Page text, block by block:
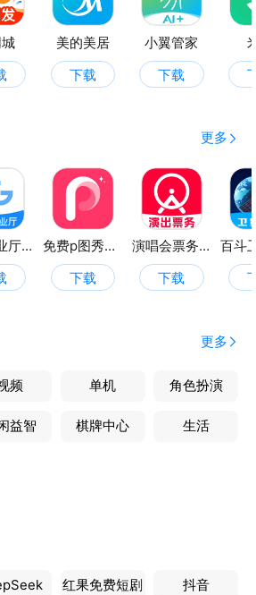
论是硬装施工、软装搭配，还是个
能在锦囊中找到答案。此外，用户
家”功能，上传户型图，获取专业的
理想家居。
的预约量房和验房服务。用户可以
量房团队，上门测量房屋尺寸，为
精准数据支持。同时，应用还支持
业验房师对房屋进行细致检查，确
，避免后续装修问题。
始
，操作便捷，适合所有有装修需求
新手还是有经验的业主，注小帮装
美的美居
下载
小翼管家
下载
更多
网上营业厅5G 免费p图秀秀秀
下载
演唱会票务助手
下载
更多
频 单机 角色扮演
益智 棋牌中心 生活
红果免费短剧 抖音